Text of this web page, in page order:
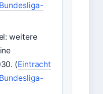
weitere
(Eintracht